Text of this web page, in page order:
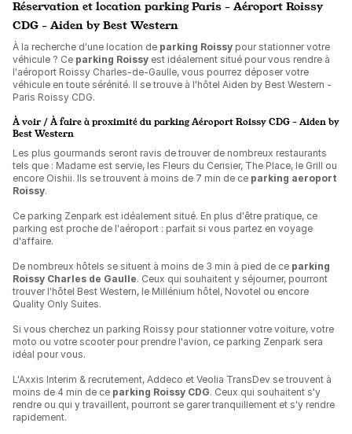
Réservation et location parking Paris - Aéroport Roissy
CDG - Aiden by Best Western
À la recherche d'une location de parking Roissy pour stationner votre
véhicule ? Ce parking Roissy est idéalement situé pour vous rendre à
l'aéroport Roissy Charles-de-Gaulle, vous pourrez déposer votre
véhicule en toute sérénité. Il se trouve à l'hôtel Aiden by Best Western -
Paris Roissy CDG.
À voir / À faire à proximité du parking Aéroport Roissy CDG - Aiden by
Best Western
Les plus gourmands seront ravis de trouver de nombreux restaurants
tels que : Madame est servie, les Fleurs du Cerisier, The Place, le Grill ou
encore Oishii. Ils se trouvent à moins de 7 min de ce parking aeroport
Roissy.
Ce parking Zenpark est idéalement situé. En plus d'être pratique, ce
parking est proche de l'aéroport : parfait si vous partez en voyage
d'affaire.
De nombreux hôtels se situent à moins de 3 min à pied de ce parking
Roissy Charles de Gaulle. Ceux qui souhaitent y séjourner, pourront
trouver l'hôtel Best Western, le Millénium hôtel, Novotel ou encore
Quality Only Suites.
Si vous cherchez un parking Roissy pour stationner votre voiture, votre
moto ou votre scooter pour prendre l'avion, ce parking Zenpark sera
idéal pour vous.
L'Axxis Interim & recrutement, Addeco et Veolia TransDev se trouvent à
moins de 4 min de ce parking Roissy CDG. Ceux qui souhaitent s'y
rendre ou qui y travaillent, pourront se garer tranquillement et s'y rendre
rapidement.